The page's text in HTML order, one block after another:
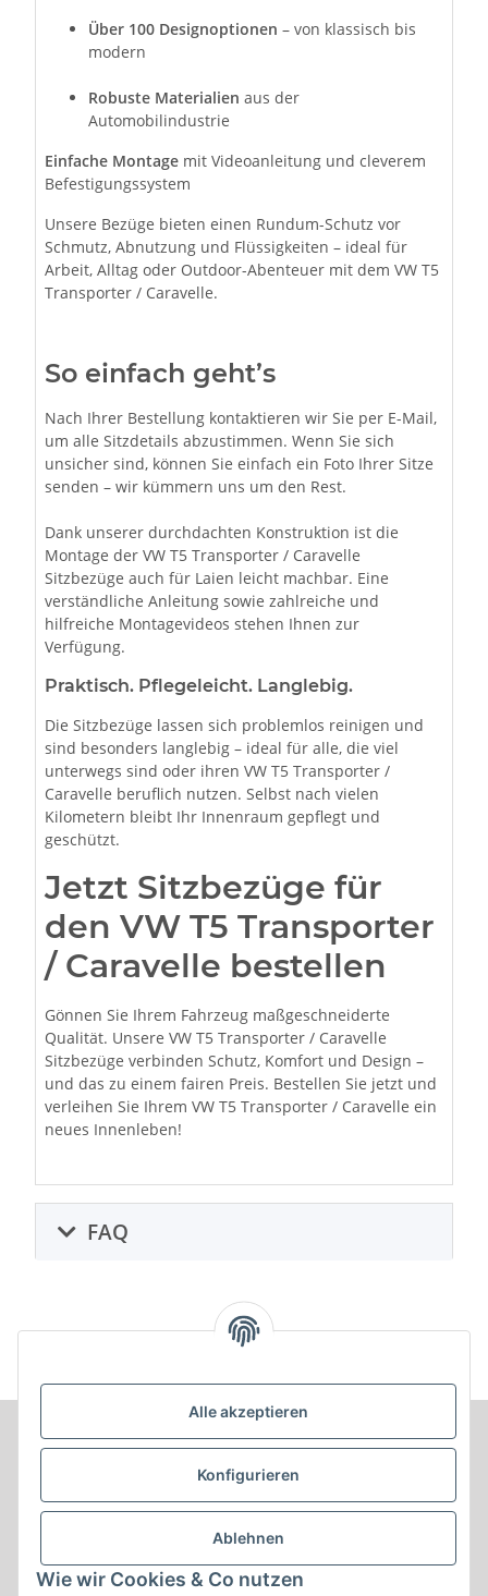
Alle akzeptieren
Konfigurieren
Ablehnen
Wie wir Cookies & Co nutzen
Über 100 Designoptionen – von klassisch bis
modern
Robuste Materialien aus der
Automobilindustrie
Einfache Montage mit Videoanleitung und cleverem
Befestigungssystem
Unsere Bezüge bieten einen Rundum-Schutz vor
Schmutz, Abnutzung und Flüssigkeiten – ideal für
Arbeit, Alltag oder Outdoor-Abenteuer mit dem VW T5
Transporter / Caravelle.
So einfach geht’s
Nach Ihrer Bestellung kontaktieren wir Sie per E-Mail,
um alle Sitzdetails abzustimmen. Wenn Sie sich
unsicher sind, können Sie einfach ein Foto Ihrer Sitze
senden – wir kümmern uns um den Rest.
Dank unserer durchdachten Konstruktion ist die
Montage der VW T5 Transporter / Caravelle
Sitzbezüge auch für Laien leicht machbar. Eine
verständliche Anleitung sowie zahlreiche und
hilfreiche Montagevideos stehen Ihnen zur
Verfügung.
Praktisch. Pflegeleicht. Langlebig.
Die Sitzbezüge lassen sich problemlos reinigen und
sind besonders langlebig – ideal für alle, die viel
unterwegs sind oder ihren VW T5 Transporter /
Caravelle beruflich nutzen. Selbst nach vielen
Kilometern bleibt Ihr Innenraum gepflegt und
geschützt.
Jetzt Sitzbezüge für
den VW T5 Transporter
/ Caravelle bestellen
Gönnen Sie Ihrem Fahrzeug maßgeschneiderte
Qualität. Unsere VW T5 Transporter / Caravelle
Sitzbezüge verbinden Schutz, Komfort und Design –
und das zu einem fairen Preis. Bestellen Sie jetzt und
verleihen Sie Ihrem VW T5 Transporter / Caravelle ein
neues Innenleben!
FAQ
Informationen
Produkt Informationen
Shop Informationen